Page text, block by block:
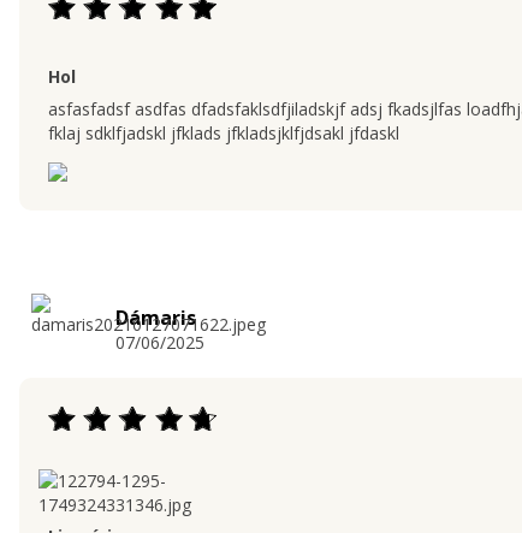
Hol
asfasfadsf asdfas dfadsfaklsdfjiladskjf adsj fkadsjlfas
fklaj sdklfjadskl jfklads jfkladsjklfjdsakl jfdaskl
Dámaris
07/06/2025